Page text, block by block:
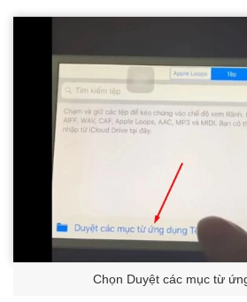
Chọn Duyệt các mục từ